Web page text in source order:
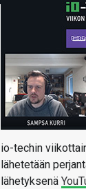
io-techin
lähetetään
lähetyksenä